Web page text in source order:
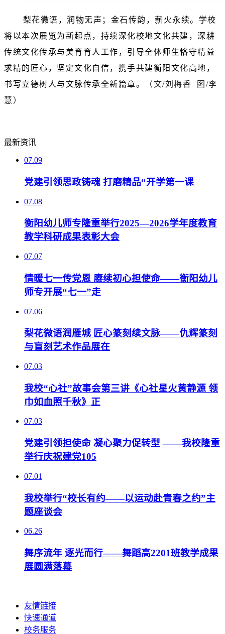
梨花微语，润物无声；金石传韵，薪火永续。学校
将以本次展览为新起点，持续深化校地文化共建，深耕
传统文化传承与美育育人工作，引导全体师生恪守精益
求精的匠心，坚定文化自信，携手共建衡阳文化高地，
书写立德树人与文脉传承全新篇章。
（文/刘梅香 图/李
慧 ）
最新资讯
07.09
党建引领思政铸魂 打磨精品“开学第一课
07.08
衡阳幼儿师专隆重举行2025—2026学年度教育
教学科研成果表彰大会
07.07
情暖七一传党恩 赓续初心担使命——衡阳幼儿
师专开展“七一”走
07.06
梨花微语润雁城 匠心篆刻续文脉——仇辉篆刻
与盲刻艺术作品展在
07.03
我校“心社”故事会第三讲《心社星火黄静源 领
巾如血照千秋》正
07.03
党建引领担使命 凝心聚力促转型 ——我校隆重
举行庆祝建党105
07.01
我校举行“校长有约——以运动赴青春之约”主
题座谈会
06.26
舞序流年 逐光而行——舞蹈高2201班教学成果
展圆满落幕
友情链接
快速通道
校务服务